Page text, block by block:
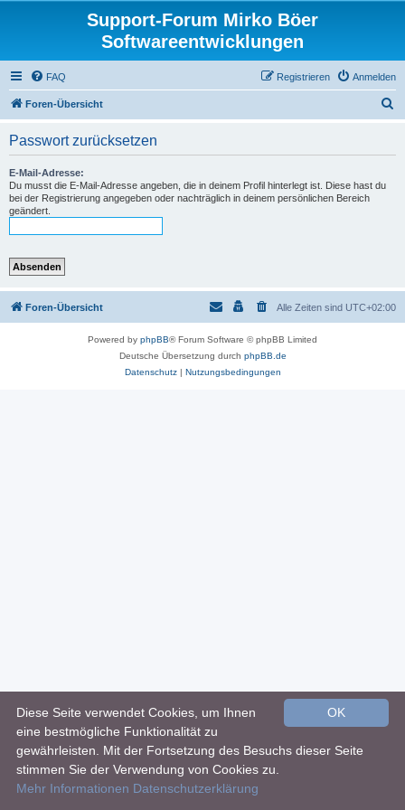
Support-Forum Mirko Böer
Softwareentwicklungen
FAQ Anmelden
Registrieren
Foren-Übersicht
Passwort zurücksetzen
E-Mail-Adresse:
Du musst die E-Mail-Adresse angeben, die in deinem Profil hinterlegt ist. Diese hast du
bei der Registrierung angegeben oder nachträglich in deinem persönlichen Bereich
geändert.
Foren-Übersicht Alle Zeiten sind UTC+02:00
Powered by phpBB® Forum Software © phpBB Limited
Deutsche Übersetzung durch phpBB.de
Datenschutz| Nutzungsbedingungen
OK
Diese Seite verwendet Cookies, um Ihnen
eine bestmögliche Funktionalität zu
gewährleisten. Mit der Fortsetzung des Besuchs dieser Seite
stimmen Sie der Verwendung von Cookies zu.
Mehr Informationen Datenschutzerklärung